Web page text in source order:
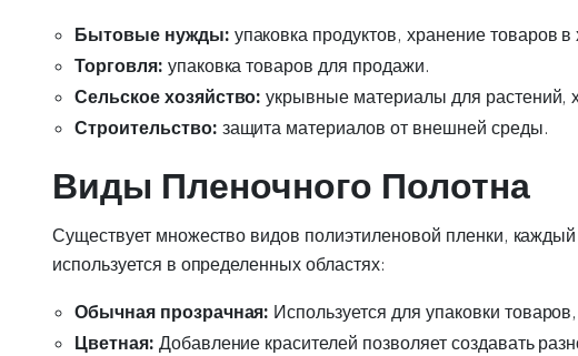
Бытовые нужды: упаковка продуктов, хранение товаров в
Торговля: упаковка товаров для продажи.
Сельское хозяйство: укрывные материалы для растений,
Строительство: защита материалов от внешней среды.
Виды Пленочного Полотна
Существует множество видов полиэтиленовой пленки,
используется в определенных областях:
Обычная прозрачная: Используется для упаковки
Цветная: Добавление красителей позволяет создавать